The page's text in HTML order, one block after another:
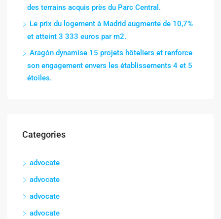
des terrains acquis près du Parc Central.
Le prix du logement à Madrid augmente de 10,7%
et atteint 3 333 euros par m2.
Aragón dynamise 15 projets hôteliers et renforce
son engagement envers les établissements 4 et 5
étoiles.
Categories
advocate
advocate
advocate
advocate